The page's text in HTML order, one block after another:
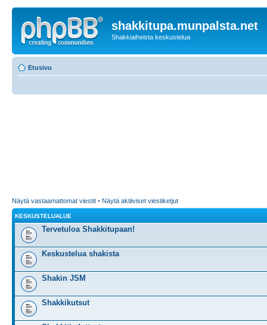
shakkitupa.munpalsta.net
Shakkiaiheista keskustelua
Etusivu
Näytä vastaamattomat viestit • Näytä aktiiviset viestiketjut
KESKUSTELUALUE
Tervetuloa Shakkitupaan!
Keskustelua shakista
Shakin JSM
Shakkikutsut